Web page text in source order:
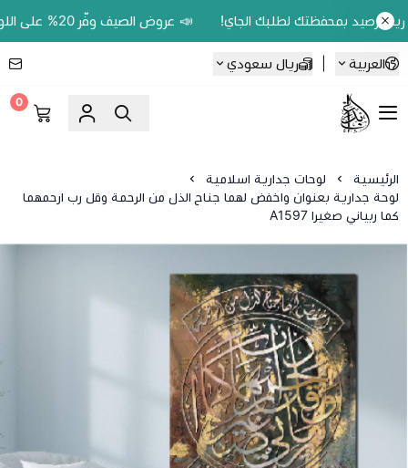
📣 عروض الصيف وفّر 20% على اللوحات الحين.. واكسب 200 ريال رصيد بمحفظتك لطلبك الجاي!
العربية ريال سعودي
Ebbdaa art
0
الرئيسية
لوحات جدارية اسلامية
لوحة جدارية بعنوان واخفض لهما جناح الذل من الرحمة وقل رب ارحمهما
كما ربياني صغيرا A1597